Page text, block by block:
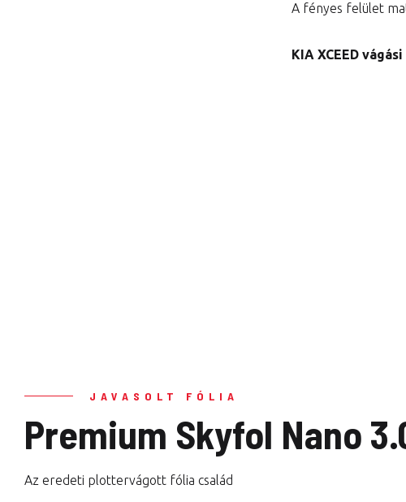
A fényes felület
KIA XCEED
JAVASOLT FÓLIA
Premium Skyfol Nano
Az eredeti plottervágott fólia család